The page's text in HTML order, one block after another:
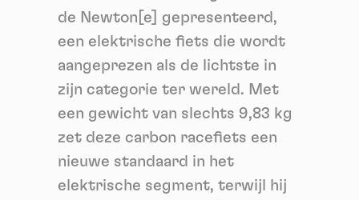
de Newton[e] gepresenteerd,
een elektrische fiets die wordt
aangeprezen als de lichtste in
zijn categorie ter wereld. Met
een gewicht van slechts 9,83 kg
zet deze carbon racefiets een
nieuwe standaard in het
elektrische segment, terwijl hij